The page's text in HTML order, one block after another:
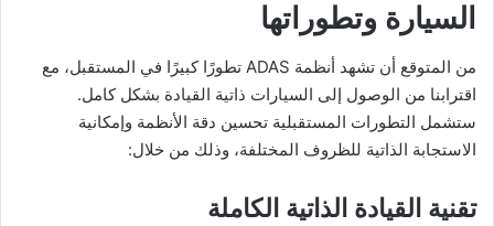
السيارة وتطوراتها
من المتوقع أن تشهد أنظمة ADAS تطورًا كبيرًا في المستقبل، مع
اقترابنا من الوصول إلى السيارات ذاتية القيادة بشكل كامل.
ستشمل التطورات المستقبلية تحسين دقة الأنظمة وإمكانية
الاستجابة الذاتية للظروف المختلفة، وذلك من خلال:
تقنية القيادة الذاتية الكاملة